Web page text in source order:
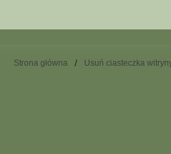
Strona główna Usuń ciasteczka